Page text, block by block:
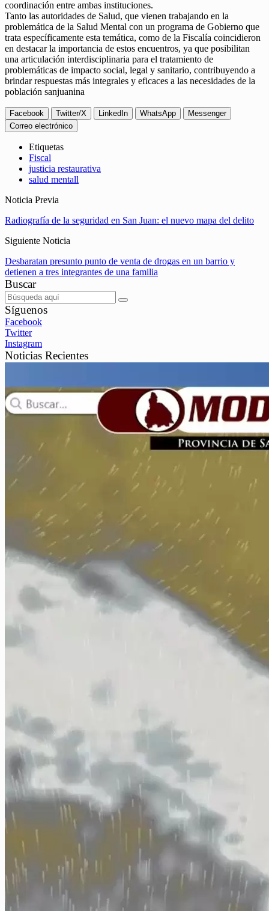
coordinación entre ambas instituciones.
Tanto las autoridades de Salud, que vienen trabajando en la
problemática de la Salud Mental con un programa de Gobierno que
trata específicamente esta temática, como de la Fiscalía coincidieron
en destacar la importancia de estos encuentros, ya que posibilitan
una articulación interdisciplinaria para el tratamiento de
problemáticas de impacto social, legal y sanitario, contribuyendo a
brindar respuestas más integrales y eficaces a las necesidades de la
población sanjuanina
Facebook Twitter/X LinkedIn WhatsApp
Messenger
Correo electrónico
Etiquetas
Fiscal
justicia restaurativa
salud mentall
Noticia Previa
Radiografía de la seguridad en San Juan: el nuevo mapa del delito
Siguiente Noticia
Desbaratan presunto punto de venta de drogas en un barrio y
detienen a tres integrantes de una familia
Buscar
Síguenos
Facebook
Twitter
Instagram
Noticias Recientes